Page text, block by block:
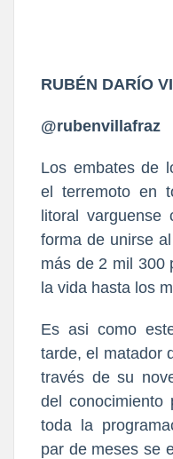
RUBÉN DARÍO
@rubenvillafraz
Los embates de
el terremoto en
litoral varguense
forma de unirse
más de 2 mil 300
la vida hasta los
Es asi como
tarde, el matador
través de su
del conocimiento
toda la
par de meses se